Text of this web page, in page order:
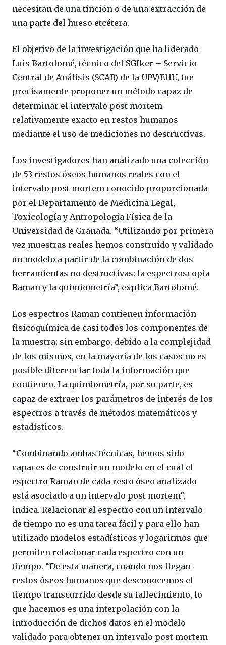
necesitan de una tinción o de una extracción de
una parte del hueso etcétera.
El objetivo de la investigación que ha liderado
Luis Bartolomé, técnico del SGIker – Servicio
Central de Análisis (SCAB) de la UPV/EHU, fue
precisamente proponer un método capaz de
determinar el intervalo post mortem
relativamente exacto en restos humanos
mediante el uso de mediciones no destructivas.
Los investigadores han analizado una colección
de 53 restos óseos humanos reales con el
intervalo post mortem conocido proporcionada
por el Departamento de Medicina Legal,
Toxicología y Antropología Física de la
Universidad de Granada. “Utilizando por primera
vez muestras reales hemos construido y validado
un modelo a partir de la combinación de dos
herramientas no destructivas: la espectroscopia
Raman y la quimiometría”, explica Bartolomé.
Los espectros Raman contienen información
fisicoquímica de casi todos los componentes de
la muestra; sin embargo, debido a la complejidad
de los mismos, en la mayoría de los casos no es
posible diferenciar toda la información que
contienen. La quimiometría, por su parte, es
capaz de extraer los parámetros de interés de los
espectros a través de métodos matemáticos y
estadísticos.
“Combinando ambas técnicas, hemos sido
capaces de construir un modelo en el cual el
espectro Raman de cada resto óseo analizado
está asociado a un intervalo post mortem”,
indica. Relacionar el espectro con un intervalo
de tiempo no es una tarea fácil y para ello han
utilizado modelos estadísticos y logaritmos que
permiten relacionar cada espectro con un
tiempo. “De esta manera, cuando nos llegan
restos óseos humanos que desconocemos el
tiempo transcurrido desde su fallecimiento, lo
que hacemos es una interpolación con la
introducción de dichos datos en el modelo
validado para obtener un intervalo post mortem